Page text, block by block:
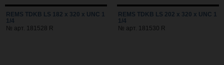
REMS TDKB LS 182 x 320 x UNC 1
1/4
№ арт. 181528 R
REMS TDKB LS 202 x 320 x UNC 1
1/4
№ арт. 181530 R